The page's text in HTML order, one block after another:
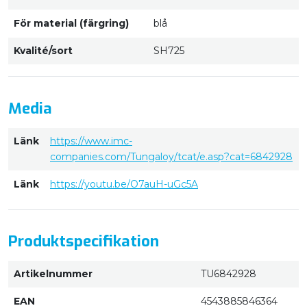
För material (färgring) blå
Kvalité/sort SH725
Media
Länk
https://www.imc-
companies.com/Tungaloy/tcat/e.asp?cat=6842928
Länk https://youtu.be/O7auH-uGc5A
Produktspecifikation
Artikelnummer TU6842928
EAN 4543885846364